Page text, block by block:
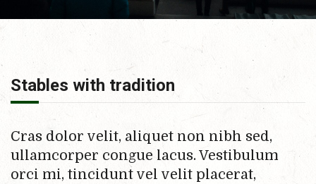
Stables with tradition
Cras dolor velit, aliquet non nibh sed,
ullamcorper congue lacus. Vestibulum
orci mi, tincidunt vel velit placerat,